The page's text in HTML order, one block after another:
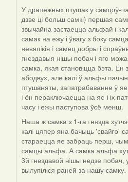
У драпежных птушак у самцоў-
дзве ці больш самкі) першая
звычайна застаецца альфай і
самак на ежу і ўвагу з боку
невялікія і самец добры і
гнездавыя нішы побач і яго
самка, якая становіцца бэта. Ён
абодвух, але калі ў альфы
птушаняты, запатрабаванне ў
і ён пераключаецца на яе і іх
часу і ежы паступова ўсё менш.
Наша ж самка з 1-га гнязда
калі цяпер яна бачыць 'свайго'
стараецца яе забраць перш,
самцы альфа. А самка альфа
3й гнездавой нішы недзе побач,
вылупіліся раней за нашу самку.